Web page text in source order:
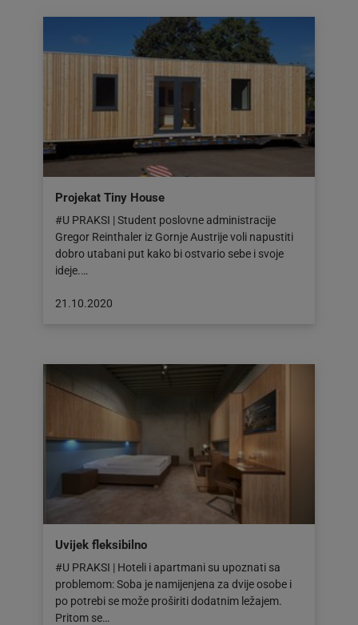
Projekat Tiny House
#U PRAKSI | Student poslovne administracije
Gregor Reinthaler iz Gornje Austrije voli napustiti
dobro utabani put kako bi ostvario sebe i svoje
ideje.…
Objava
21.10.2020
Uvijek fleksibilno
#U PRAKSI | Hoteli i apartmani su upoznati sa
problemom: Soba je namijenjena za dvije osobe i
po potrebi se može proširiti dodatnim ležajem.
Pritom se…